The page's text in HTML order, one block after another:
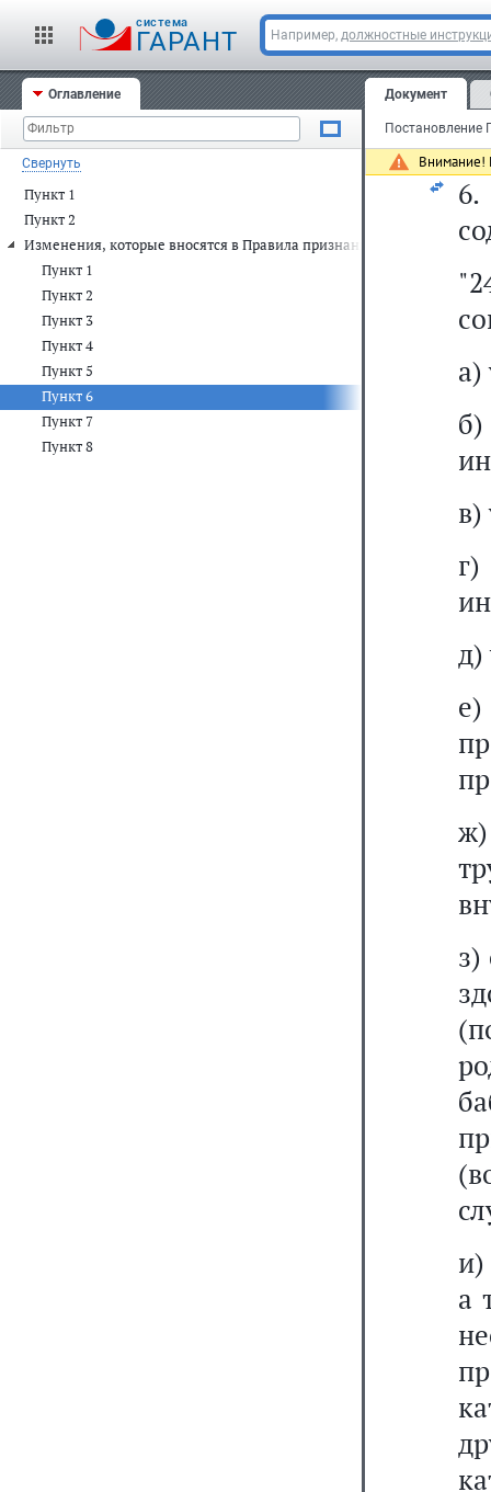
cистема
ГАРАНТ Например, должностные
Оглавление
Свернуть
Пункт 1
Пункт 2
Изменения, которые вносятся в Правила признания лица инвалидом
Пункт 1
Пункт 2
Пункт 3
Пункт 4
Пункт 5
Пункт 6
Пункт 7
Пункт 8
Документ
Внимание!
а)
в)
д)
з)
и)
а